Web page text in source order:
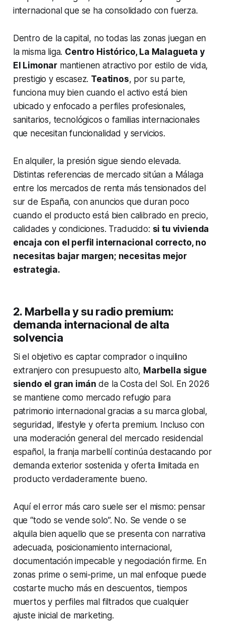
internacional que se ha consolidado con fuerza.
Dentro de la capital, no todas las zonas juegan en
la misma liga. Centro Histórico, La Malagueta y
El Limonar mantienen atractivo por estilo de vida,
prestigio y escasez. Teatinos, por su parte,
funciona muy bien cuando el activo está bien
ubicado y enfocado a perfiles profesionales,
sanitarios, tecnológicos o familias internacionales
que necesitan funcionalidad y servicios.
En alquiler, la presión sigue siendo elevada.
Distintas referencias de mercado sitúan a Málaga
entre los mercados de renta más tensionados del
sur de España, con anuncios que duran poco
cuando el producto está bien calibrado en precio,
calidades y condiciones. Traducido: si tu vivienda
encaja con el perfil internacional correcto, no
necesitas bajar margen; necesitas mejor
estrategia.
2. Marbella y su radio premium:
demanda internacional de alta
solvencia
Si el objetivo es captar comprador o inquilino
extranjero con presupuesto alto, Marbella sigue
siendo el gran imán de la Costa del Sol. En 2026
se mantiene como mercado refugio para
patrimonio internacional gracias a su marca global,
seguridad, lifestyle y oferta premium. Incluso con
una moderación general del mercado residencial
español, la franja marbellí continúa destacando por
demanda exterior sostenida y oferta limitada en
producto verdaderamente bueno.
Aquí el error más caro suele ser el mismo: pensar
que “todo se vende solo”. No. Se vende o se
alquila bien aquello que se presenta con narrativa
adecuada, posicionamiento internacional,
documentación impecable y negociación firme. En
zonas prime o semi-prime, un mal enfoque puede
costarte mucho más en descuentos, tiempos
muertos y perfiles mal filtrados que cualquier
ajuste inicial de marketing.